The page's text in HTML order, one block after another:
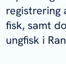
registrering
fisk, samt
ungfisk i